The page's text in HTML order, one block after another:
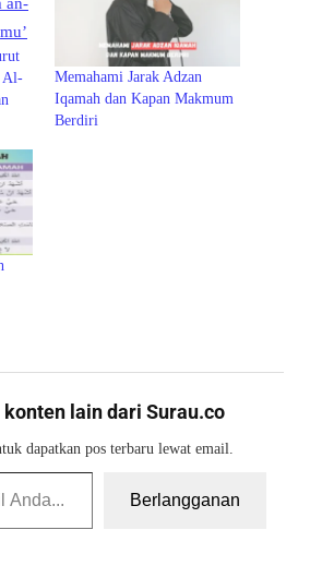
Al-
Memahami Jarak Adzan
Iqamah dan Kapan Makmum
Berdiri
lain dari Surau.co
dapatkan pos terbaru lewat email.
Berlangganan